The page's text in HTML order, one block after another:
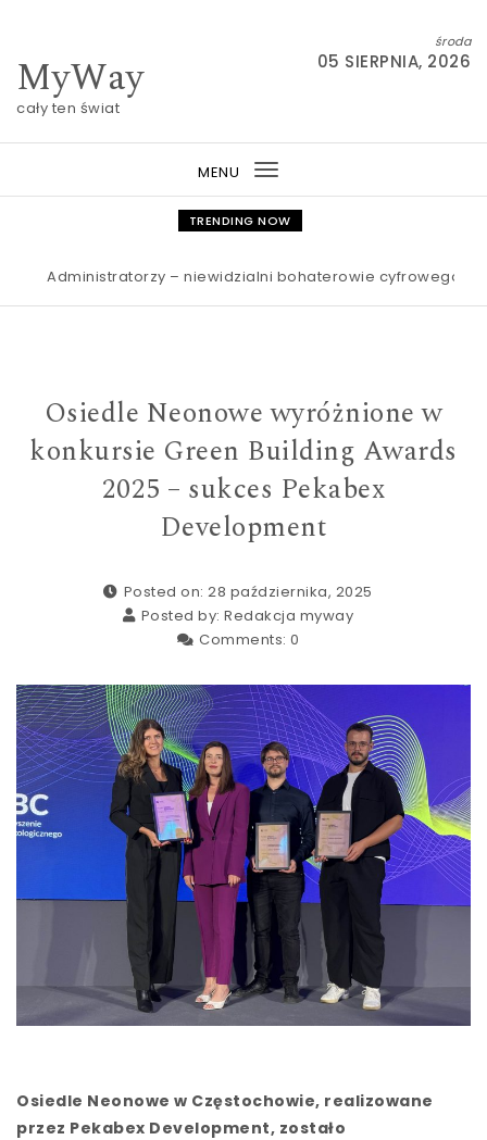
MyWay
cały ten świat
środa
05 SIERPNIA, 2026
MENU
Toggle
navigation
TRENDING NOW
Administratorzy – niewidzialni bohaterowie cyfrowego świata
Osiedle Neonowe wyróżnione w
konkursie Green Building Awards
2025 – sukces Pekabex
Development
Posted on: 28 października, 2025
Posted by: Redakcja myway
Comments: 0
Osiedle Neonowe w Częstochowie, realizowane
przez Pekabex Development, zostało